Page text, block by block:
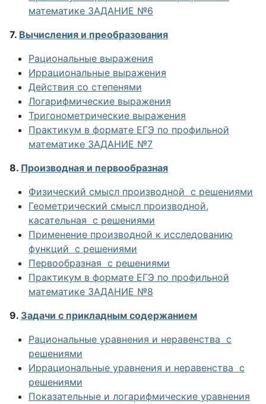
математике ЗАДАНИЕ №6
7. Вычисления и преобразования
Рациональные выражения
Иррациональные выражения
Действия со степенями
Логарифмические выражения
Тригонометрические выражения
Практикум в формате ЕГЭ по профильной
математике ЗАДАНИЕ №7
8. Производная и первообразная
Физический смысл производной с решениями
Геометрический смысл производной,
касательная с решениями
Применение производной к исследованию
функций с решениями
Первообразная с решениями
Практикум в формате ЕГЭ по профильной
математике ЗАДАНИЕ №8
9. Задачи с прикладным содержанием
Рациональные уравнения и неравенства с
решениями
Иррациональные уравнения и неравенства с
решениями
Показательные и логарифмические уравнения